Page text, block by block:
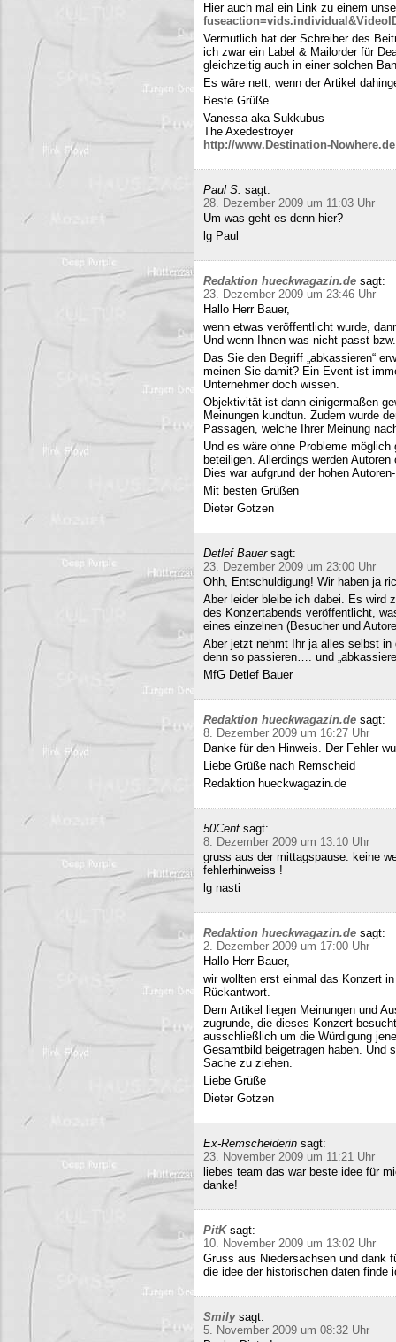
Hier auch mal ein Link zu einem
Vermutlich hat der Schreiber des
ich zwar ein Label & Mailorder für
gleichzeitig auch in einer solchen
Es wäre nett, wenn der Artikel
Beste Grüße
Vanessa aka Sukkubus
The Axedestroyer
http://www.Destination-Nowhere.de
Paul S. sagt:
28. Dezember 2009 um 11:03 Uhr
Um was geht es denn hier?
lg Paul
Redaktion hueckwagazin.de sagt:
23. Dezember 2009 um 23:46 Uhr
Hallo Herr Bauer,
wenn etwas veröffentlicht wurde,
Und wenn Ihnen was nicht passt
Das Sie den Begriff „abkassieren“
meinen Sie damit? Ein Event ist
Unternehmer doch wissen.
Objektivität ist dann einigermaßen
Meinungen kundtun. Zudem wurde
Passagen, welche Ihrer Meinung
Und es wäre ohne Probleme
beteiligen. Allerdings werden
Dies war aufgrund der hohen
Mit besten Grüßen
Dieter Gotzen
Detlef Bauer sagt:
23. Dezember 2009 um 23:00 Uhr
Ohh, Entschuldigung! Wir haben ja
Aber leider bleibe ich dabei. Es wird
des Konzertabends veröffentlicht,
eines einzelnen (Besucher und
Aber jetzt nehmt Ihr ja alles selbst
denn so passieren…. und
MfG Detlef Bauer
Redaktion hueckwagazin.de sagt:
8. Dezember 2009 um 16:27 Uhr
Danke für den Hinweis. Der Fehler
Liebe Grüße nach Remscheid
Redaktion hueckwagazin.de
50Cent sagt:
8. Dezember 2009 um 13:10 Uhr
gruss aus der mittagspause. keine
fehlerhinweiss !
lg nasti
Redaktion hueckwagazin.de sagt:
2. Dezember 2009 um 17:00 Uhr
Hallo Herr Bauer,
wir wollten erst einmal das Konzert
Rückantwort.
Dem Artikel liegen Meinungen und
zugrunde, die dieses Konzert
ausschließlich um die Würdigung
Gesamtbild beigetragen haben. Und
Sache zu ziehen.
Liebe Grüße
Dieter Gotzen
Ex-Remscheiderin sagt:
23. November 2009 um 11:21 Uhr
liebes team das war beste idee für
danke!
PitK sagt:
10. November 2009 um 13:02 Uhr
Gruss aus Niedersachsen und dank
die idee der historischen daten finde
Smily sagt:
5. November 2009 um 08:32 Uhr